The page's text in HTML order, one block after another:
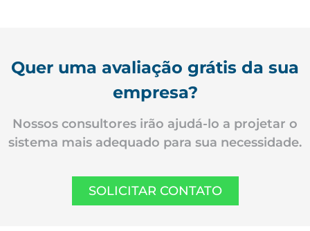
Quer uma avaliação grátis da sua
empresa?
Nossos consultores irão ajudá-lo a projetar o
sistema mais adequado para sua necessidade.
SOLICITAR CONTATO